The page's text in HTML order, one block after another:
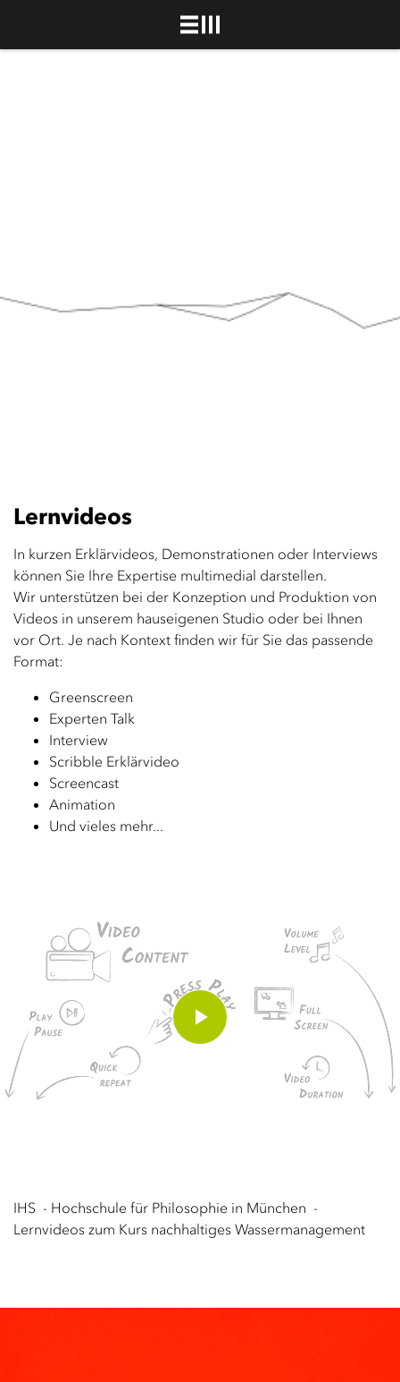
Lernvideos
In kurzen Erklärvideos, Demonstrationen oder Interviews
können Sie Ihre Expertise multimedial darstellen.
Wir unterstützen bei der Konzeption und Produktion von
Videos in unserem hauseigenen Studio oder bei Ihnen
vor Ort. Je nach Kontext finden wir für Sie das passende
Format:
Greenscreen
Experten Talk
Interview
Scribble Erklärvideo
Screencast
Animation
Und vieles mehr...
Play
IHS - Hochschule für Philosophie in München -
Lernvideos zum Kurs nachhaltiges Wassermanagement